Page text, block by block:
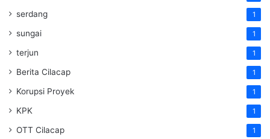
serdang 1
sungai 1
terjun 1
Berita Cilacap 1
Korupsi Proyek 1
KPK 1
OTT Cilacap 1